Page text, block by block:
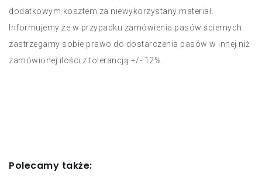
dodatkowym kosztem za niewykorzystany materiał.
Informujemy że w przypadku zamówienia pasów ściernych
zastrzegamy sobie prawo do dostarczenia pasów w innej niż
zamówionej ilości z tolerancją +/- 12%.
Polecamy także: